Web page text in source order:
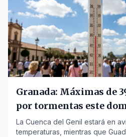
Granada: Máximas de
por tormentas este
La Cuenca del Genil estará en
temperaturas, mientras que